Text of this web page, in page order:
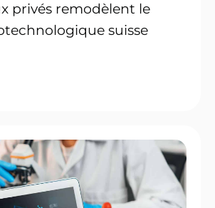
privés remodèlent le
suisse